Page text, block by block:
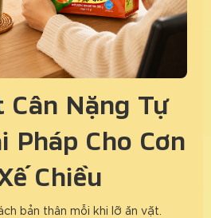
Cân Nặng Tự
Pháp Cho Cơn
Chiều
bản thân mỗi khi lỡ ăn vặt.